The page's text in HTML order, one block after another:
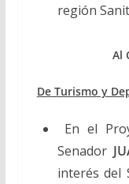
región
Al
De Turismo y
En el
Senador
interés del